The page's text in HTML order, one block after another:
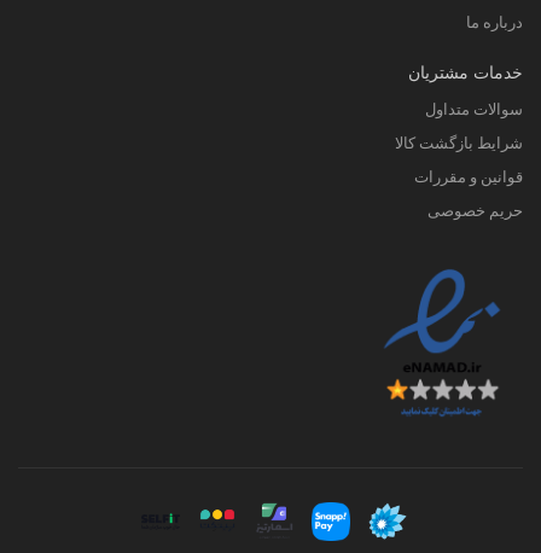
درباره ما
خدمات مشتریان
سوالات متداول
شرایط بازگشت کالا
قوانین و مقررات
حریم خصوصی